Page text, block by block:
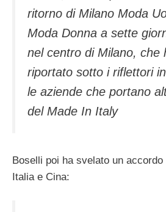
ritorno di Milano Moda
Moda Donna a sette
nel centro di Milano, che
riportato sotto i riflettori
le aziende che portano
del Made In Italy
Boselli poi ha svelato un
Italia e Cina: